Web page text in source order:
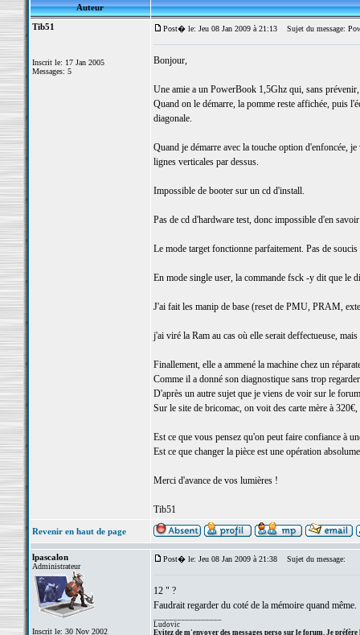
Auteur
Tib51
Inscrit le: 17 Jan 2005
Messages: 5
Post� le: Jeu 08 Jan 2009 à 21:13 Sujet du message:
Bonjour,
Une amie a un PowerBook 1,5Ghz qui, sans
Quand on le démarre, la pomme reste affichée, puis
diagonale.
Quand je démarre avec la touche option d'enfoncée,
lignes verticales par dessus.
Impossible de booter sur un cd d'install.
Pas de cd d'hardware test, donc impossible d'en
Le mode target fonctionne parfaitement. Pas de
En mode single user, la commande fsck -y dit que le
J'ai fait les manip de base (reset de PMU, PRAM,
j'ai viré la Ram au cas où elle serait deffectueuse,
Finallement, elle a ammené la machine chez un
Comme il a donné son diagnostique sans trop
D'après un autre sujet que je viens de voir sur le
Sur le site de bricomac, on voit des carte mère à
Est ce que vous pensez qu'on peut faire confiance à
Est ce que changer la pièce est une opération
Merci d'avance de vos lumières !
Tib51
Revenir en haut de page
lpascalon
Administrateur
Inscrit le: 30 Nov 2002
Post� le: Jeu 08 Jan 2009 à 21:38 Sujet du message:
12 " ?
Faudrait regarder du coté de la mémoire quand même.
Ludovic
Evitez de m'envoyer des messages perso sur le forum. Je préfère